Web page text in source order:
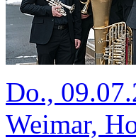
Do.,
Weimar,